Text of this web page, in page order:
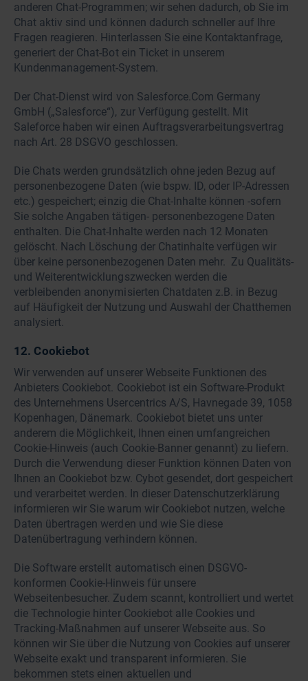
anderen Chat-Programmen; wir sehen dadurch, ob Sie im
Chat aktiv sind und können dadurch schneller auf Ihre
Fragen reagieren. Hinterlassen Sie eine Kontaktanfrage,
generiert der Chat-Bot ein Ticket in unserem
Kundenmanagement-System.
Der Chat-Dienst wird von Salesforce.Com Germany
GmbH („Salesforce“), zur Verfügung gestellt. Mit
Saleforce haben wir einen Auftragsverarbeitungsvertrag
nach Art. 28 DSGVO geschlossen.
Die Chats werden grundsätzlich ohne jeden Bezug auf
personenbezogene Daten (wie bspw. ID, oder IP-Adressen
etc.) gespeichert; einzig die Chat-Inhalte können -sofern
Sie solche Angaben tätigen- personenbezogene Daten
enthalten. Die Chat-Inhalte werden nach 12 Monaten
gelöscht. Nach Löschung der Chatinhalte verfügen wir
über keine personenbezogenen Daten mehr. Zu Qualitäts-
und Weiterentwicklungszwecken werden die
verbleibenden anonymisierten Chatdaten z.B. in Bezug
auf Häufigkeit der Nutzung und Auswahl der Chatthemen
analysiert.
12. Cookiebot
Wir verwenden auf unserer Webseite Funktionen des
Anbieters Cookiebot. Cookiebot ist ein Software-Produkt
des Unternehmens Usercentrics A/S, Havnegade 39, 1058
Kopenhagen, Dänemark. Cookiebot bietet uns unter
anderem die Möglichkeit, Ihnen einen umfangreichen
Cookie-Hinweis (auch Cookie-Banner genannt) zu liefern.
Durch die Verwendung dieser Funktion können Daten von
Ihnen an Cookiebot bzw. Cybot gesendet, dort gespeichert
und verarbeitet werden. In dieser Datenschutzerklärung
informieren wir Sie warum wir Cookiebot nutzen, welche
Daten übertragen werden und wie Sie diese
Datenübertragung verhindern können.
Die Software erstellt automatisch einen DSGVO-
konformen Cookie-Hinweis für unsere
Webseitenbesucher. Zudem scannt, kontrolliert und wertet
die Technologie hinter Cookiebot alle Cookies und
Tracking-Maßnahmen auf unserer Webseite aus. So
können wir Sie über die Nutzung von Cookies auf unserer
Webseite exakt und transparent informieren. Sie
bekommen stets einen aktuellen und